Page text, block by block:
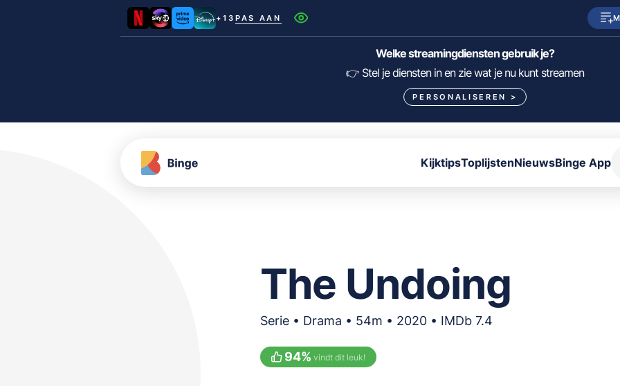
+13 PAS AAN
Netflix SkyShowtime Prime Video
HBO Max NPO Start
Pathé Thuis
Welke streamingdiensten gebruik je?
👉 Stel je diensten in en zie wat je nu kunt streamen
PERSONALISEREN >
KijktipsToplijstenNieuwsBinge App
The Undoing
Serie • Drama • 54m • 2020 • IMDb 7.4
94% vindt dit leuk!